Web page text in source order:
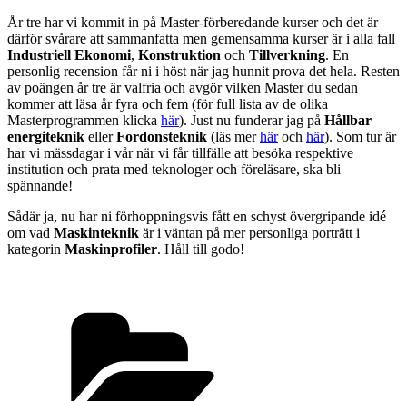
År tre har vi kommit in på Master-förberedande kurser och det är
därför svårare att sammanfatta men gemensamma kurser är i alla fall
Industriell Ekonomi, Konstruktion och Tillverkning. En
personlig recension får ni i höst när jag hunnit prova det hela. Resten
av poängen år tre är valfria och avgör vilken Master du sedan
kommer att läsa år fyra och fem (för full lista av de olika
Masterprogrammen klicka här). Just nu funderar jag på Hållbar
energiteknik ellerFordonsteknik (läs merhäroch här). Som tur är
har vi mässdagar i vår när vi får tillfälle att besöka respektive
institution och prata med teknologer och föreläsare, ska bli
spännande!
Sådär ja, nu har ni förhoppningsvis fått en schyst övergripande idé
om vad Maskinteknik är i väntan på mer personliga porträtt i
kategorin Maskinprofiler. Håll till godo!